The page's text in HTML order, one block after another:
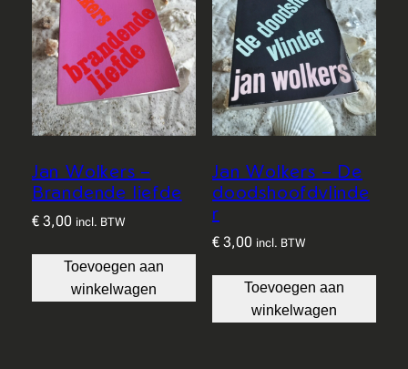
Jan Wolkers –
Brandende liefde
€3,00 incl. BTW
Toevoegen aan
winkelwagen
Jan Wolkers – De
doodshoofdvlinde
r
€ 3,00 incl. BTW
Toevoegen aan
winkelwagen